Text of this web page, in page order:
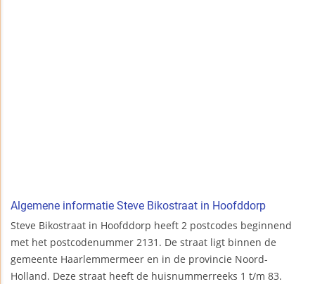
Algemene informatie Steve Bikostraat in Hoofddorp
Steve Bikostraat in Hoofddorp heeft 2 postcodes beginnend
met het postcodenummer 2131. De straat ligt binnen de
gemeente Haarlemmermeer en in de provincie Noord-
Holland. Deze straat heeft de huisnummerreeks 1 t/m 83.